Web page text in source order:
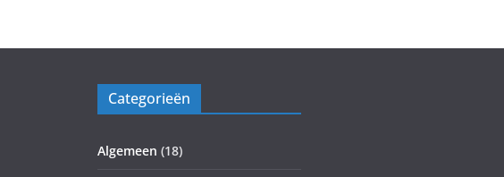
Categorieën
Algemeen (18)